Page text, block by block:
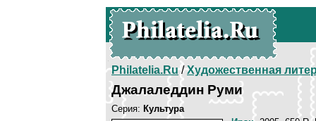
Philatelia.Ru/Художественная
Джалаледдин Руми
Серия: Культура